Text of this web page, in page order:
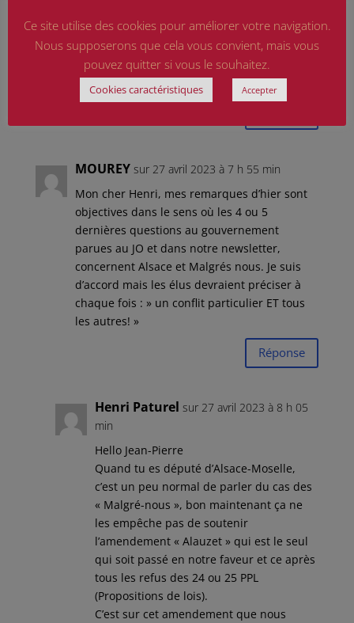
gouvernement ne parlait que des pupilles en
général et pour laquelle la réponse il y a 21
ans fut la même que les réponse quasi.
copier-coller de 2023!
MOUREY sur 27 avril 2023 à 7 h 55 min
Mon cher Henri, mes remarques d’hier sont
objectives dans le sens où les 4 ou 5
dernières questions au gouvernement
parues au JO et dans notre newsletter,
concernent Alsace et Malgrés nous. Je suis
d’accord mais les élus devraient préciser à
chaque fois : » un conflit particulier ET tous
les autres! »
Réponse
Henri Paturel sur 27 avril 2023 à 8 h 05
min
Hello Jean-Pierre
Quand tu es député d’Alsace-Moselle,
c’est un peu normal de parler du cas des
« Malgré-nous », bon maintenant ça ne
les empêche pas de soutenir
l’amendement « Alauzet » qui est le seul
qui soit passé en notre faveur et ce après
tous les refus des 24 ou 25 PPL
(Propositions de lois).
C’est sur cet amendement que nous
Ce site utilise des cookies pour améliorer votre navigation.
Nous supposerons que cela vous convient, mais vous
pouvez quitter si vous le souhaitez.
Cookies caractéristiques Accepter